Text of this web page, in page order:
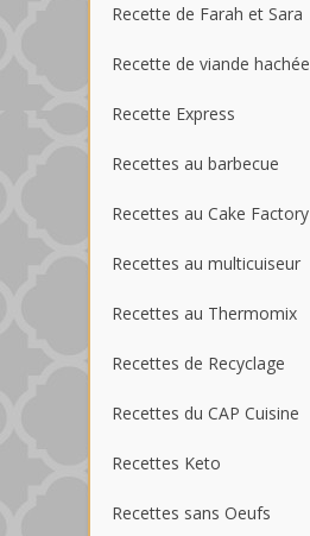
Recette de Farah et Sara
Recette de viande hachée
Recette Express
Recettes au barbecue
Recettes au Cake Factory
Recettes au multicuiseur
Recettes au Thermomix
Recettes de Recyclage
Recettes du CAP Cuisine
Recettes Keto
Recettes sans Oeufs